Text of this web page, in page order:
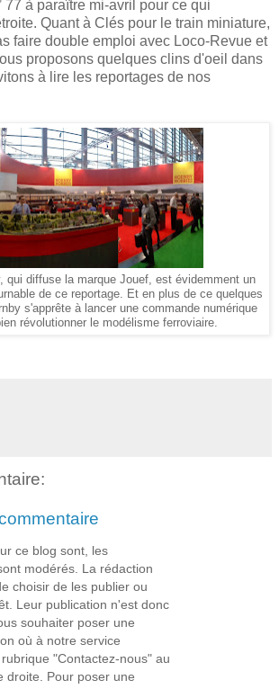
77 à paraître mi-avril pour ce qui
Quant à Clés pour le train miniature,
faire double emploi avec Loco-Revue et
proposons quelques clins d'oeil dans
à lire les reportages de nos
qui diffuse la marque Jouef, est évidemment un
de ce reportage. Et en plus de ce quelques
s'apprête à lancer une commande numérique
révolutionner le modélisme ferroviaire.
ce blog sont, les
modérés. La rédaction
choisir de les publier ou
Leur publication n'est donc
souhaiter poser une
où à notre service
"Contactez-nous" au
droite. Pour poser une